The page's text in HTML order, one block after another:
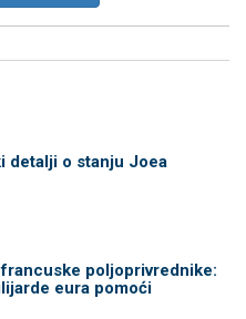
detalji o stanju Joea
poljoprivrednike:
eura pomoći